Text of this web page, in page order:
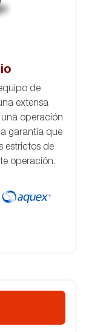
de
extensa
operación
garantía que
estrictos de
operación.